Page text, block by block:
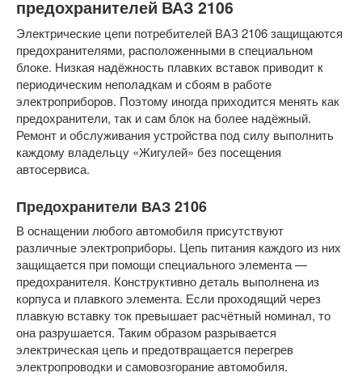
предохранителей ВАЗ 2106
Электрические цепи потребителей ВАЗ 2106 защищаются
предохранителями, расположенными в специальном
блоке. Низкая надёжность плавких вставок приводит к
периодическим неполадкам и сбоям в работе
электроприборов. Поэтому иногда приходится менять как
предохранители, так и сам блок на более надёжный.
Ремонт и обслуживания устройства под силу выполнить
каждому владельцу «Жигулей» без посещения
автосервиса.
Предохранители ВАЗ 2106
В оснащении любого автомобиля присутствуют
различные электроприборы. Цепь питания каждого из них
защищается при помощи специального элемента —
предохранителя. Конструктивно деталь выполнена из
корпуса и плавкого элемента. Если проходящий через
плавкую вставку ток превышает расчётный номинал, то
она разрушается. Таким образом разрывается
электрическая цепь и предотвращается перегрев
электропроводки и самовозгорание автомобиля.